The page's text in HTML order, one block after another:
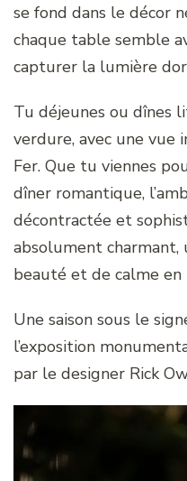
se fond dans le décor
chaque table semble
capturer la lumière
Tu déjeunes ou dînes
verdure, avec une vue
Fer. Que tu viennes
dîner romantique,
décontractée et
absolument
beauté et de calme en
Une saison sous le
l’exposition
par le designer Rick